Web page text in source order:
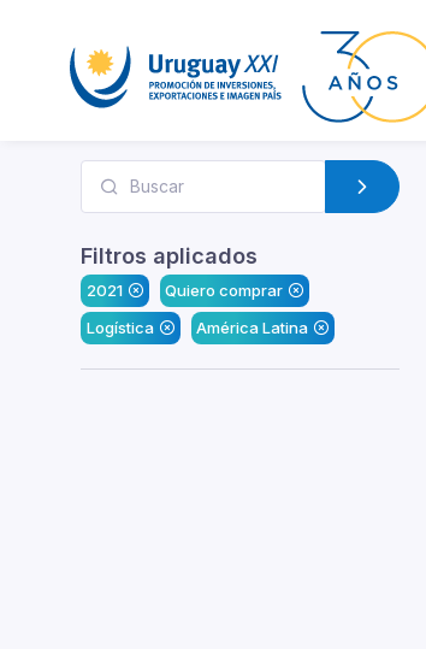
Filtros aplicados
2021
Quiero comprar
Logística
América Latina